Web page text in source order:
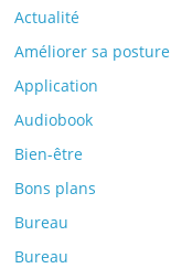
Actualité
Améliorer sa posture
Application
Audiobook
Bien-être
Bons plans
Bureau
Bureau